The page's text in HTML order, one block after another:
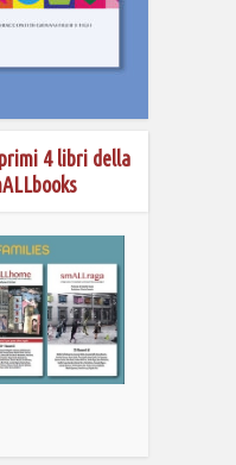
4 libri della